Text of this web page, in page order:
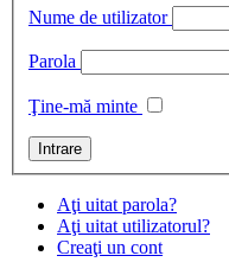
Nume de utilizator
Parola
Ţine-mă minte
Aţi uitat parola?
Aţi uitat utilizatorul?
Creaţi un cont